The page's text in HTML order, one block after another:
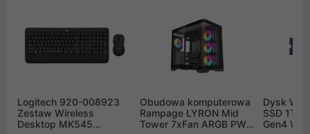
Logitech 920-008923
Zestaw Wireless
Desktop MK545
Obudowa komputerowa
Rampage LYRON Mid
Tower 7xFan ARGB PWM
Dysk WD
SSD 1TB
Gen4